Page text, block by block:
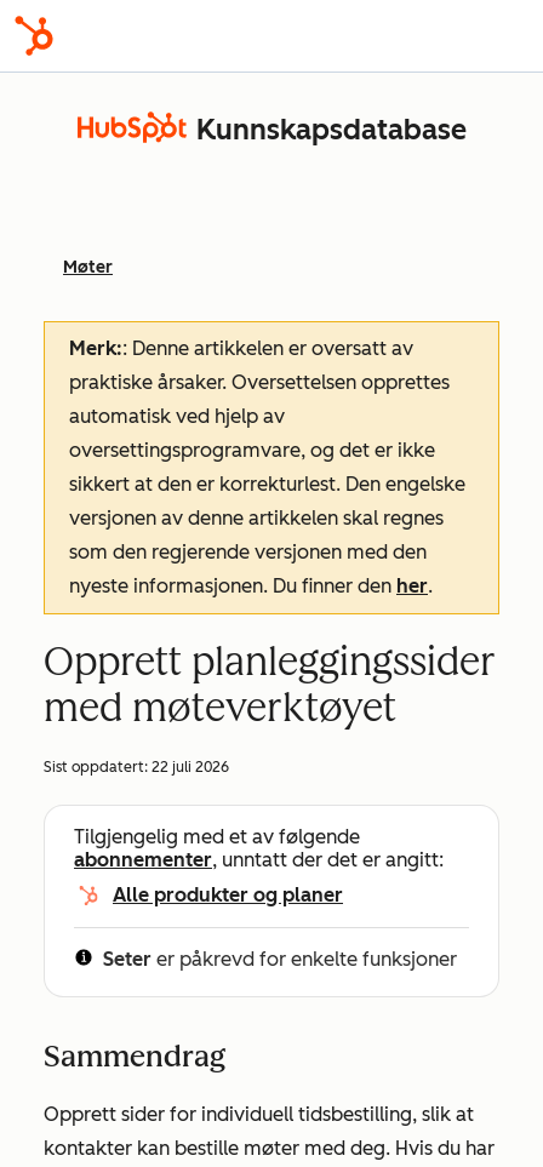
Kunnskapsdatabase
Møter
Merk:: Denne artikkelen er oversatt av
praktiske årsaker. Oversettelsen opprettes
automatisk ved hjelp av
oversettingsprogramvare, og det er ikke
sikkert at den er korrekturlest. Den engelske
versjonen av denne artikkelen skal regnes
som den regjerende versjonen med den
nyeste informasjonen. Du finner den her.
Opprett planleggingssider
med møteverktøyet
Sist oppdatert: 22 juli 2026
Tilgjengelig med et av følgende
abonnementer, unntatt der det er angitt:
Alle produkter og planer
Seter er påkrevd for enkelte funksjoner
Sammendrag
Opprett sider for individuell tidsbestilling, slik at
kontakter kan bestille møter med deg. Hvis du har